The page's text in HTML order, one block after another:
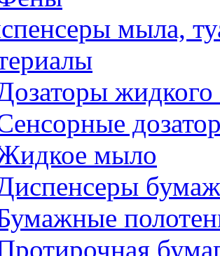
мыла,
мыло